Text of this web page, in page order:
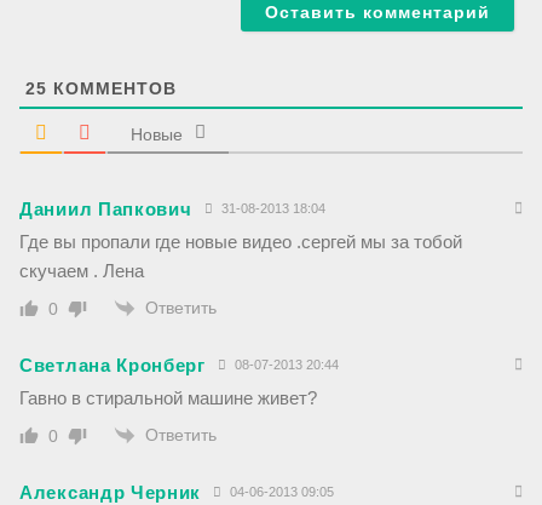
25 КОММЕНТОВ
Новые
Даниил Папкович 31-08-2013 18:04
Где вы пропали где новые видео .сергей мы за тобой
скучаем . Лена
0 Ответить
Светлана Кронберг 08-07-2013 20:44
Гавно в стиральной машине живет?
0 Ответить
Александр Черник 04-06-2013 09:05